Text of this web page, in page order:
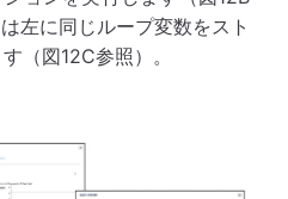
左に同じループ変数をスト
（図12C参照）。